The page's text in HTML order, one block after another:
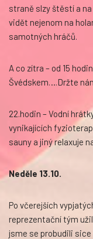
straně slzy štěstí a
vidět nejenom na
samotných hráčů.
A co zítra – od 15
Švédskem….Držte
22.hodin – Vodní
vynikajících
sauny a jiný relaxuje
Neděle 13.10.
Po včerejších
reprezentační tým
jsme se probudili sice